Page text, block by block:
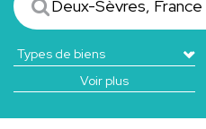
Voir plus